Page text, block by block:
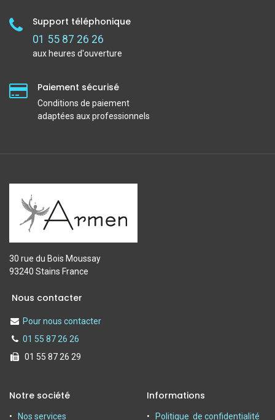
Support téléphonique
01 55 87 26 26
aux heures d'ouverture
Paiement sécurisé
Conditions de paiement
adaptées aux professionnels
30 rue du Bois Moussay
93240 Stains France
Nous contacter
Pour nous contacter
01 55 87 26 26
01 55 87 26 29
Notre société
Nos services
Informations
Politique de confidentialité